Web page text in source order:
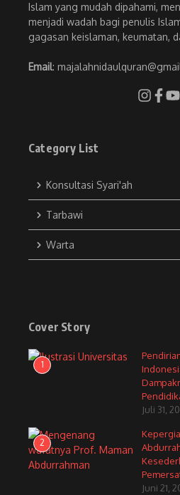
Islam yang mudah dipahami,
menjadi wadah bagi penulis
gagasan keislaman, keumatan,
Email:
Category List
Konsultasi Syari'ah
Tarbawi
Warta
Cover Story
1
Juli 31,
2
Juni 21,